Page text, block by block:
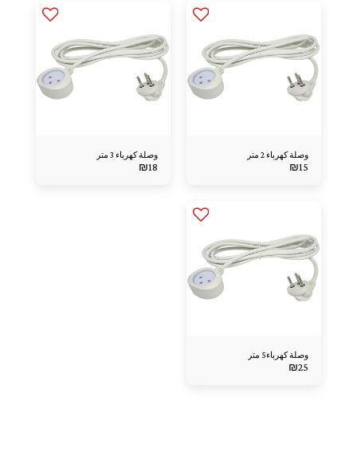
وصلة كهرباء 2 متر
₪15
وصلة كهرباء 3 متر
₪18
وصلة كهرباء5 متر
₪25